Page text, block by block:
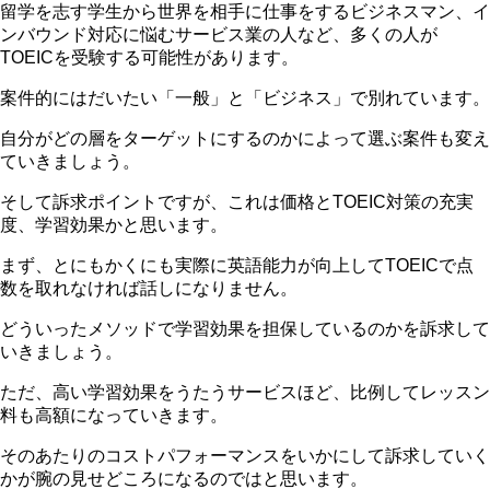
留学を志す学生から世界を相手に仕事をするビジネスマン、イ
ンバウンド対応に悩むサービス業の人など、多くの人が
TOEICを受験する可能性があります。
案件的にはだいたい「一般」と「ビジネス」で別れています。
自分がどの層をターゲットにするのかによって選ぶ案件も変え
ていきましょう。
そして訴求ポイントですが、これは価格とTOEIC対策の充実
度、学習効果かと思います。
まず、とにもかくにも実際に英語能力が向上してTOEICで点
数を取れなければ話しになりません。
どういったメソッドで学習効果を担保しているのかを訴求して
いきましょう。
ただ、高い学習効果をうたうサービスほど、比例してレッスン
料も高額になっていきます。
そのあたりのコストパフォーマンスをいかにして訴求していく
かが腕の見せどころになるのではと思います。